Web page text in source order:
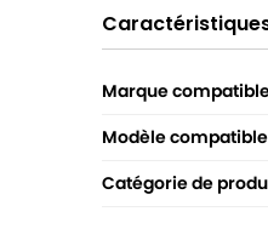
Marque
Modèle
Catégorie de